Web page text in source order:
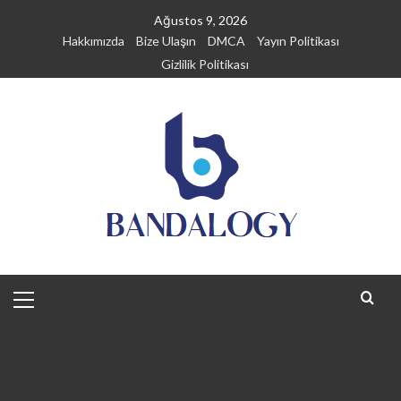
Ağustos 9, 2026
Hakkımızda
Bize Ulaşın DMCA
Yayın Politikası
Gizlilik Politikası
Menu